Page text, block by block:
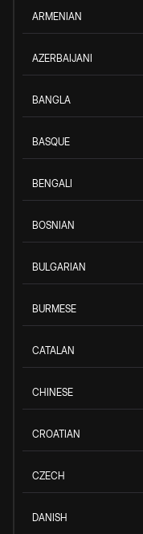
ARMENIAN
AZERBAIJANI
BANGLA
BASQUE
BENGALI
BOSNIAN
BULGARIAN
BURMESE
CATALAN
CHINESE
CROATIAN
CZECH
DANISH